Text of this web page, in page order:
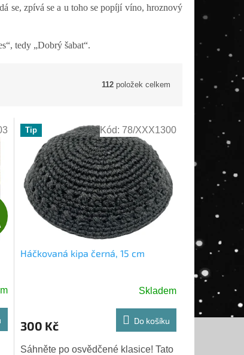
se, zpívá se a u toho se popíjí víno, hroznový
tedy „Dobrý šabat“.
112 položek celkem
Tip
Háčkovaná kipa černá, 15 cm
Skladem
300 Kč Do košíku
Sáhněte po osvědčené klasice! Tato
Kód: 78/XXX1300